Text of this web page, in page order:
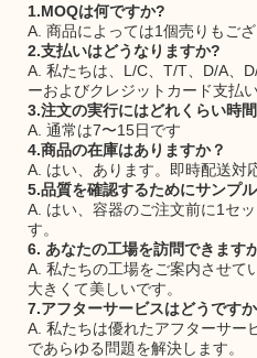
1.MOQは何ですか?
A. 商品によっては1個売りもござ
2.支払いはどうなりますか?
A. 私たちは、L/C、T/T、D/A、
ーおよびクレジットカード支払
3.注文の実行にはどれくらい時
A. 通常は7〜15日です
4.商品の在庫はありますか？
A. はい、あります。即時配送対
5.品質を確認するためにサンプ
A. はい、容器のご注文前に1セ
す。
6. あなたの工場を訪問できます
A. 私たちの工場をご案内させて
大きくて美しいです。
7.アフターサービスはどうですか
A. 私たちは優れたアフターサー
であらゆる問題を解決します。